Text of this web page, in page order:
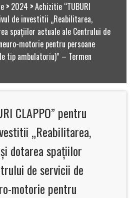
>2024 >Achizitie “TUBURI
de investitii „Reabilitarea,
spațiilor actuale ale Centrului de
motorie pentru persoane
tip ambulatoriu)” – Termen
CLAPPO” pentru
„Reabilitarea,
dotarea spațiilor
de servicii de
motorie pentru